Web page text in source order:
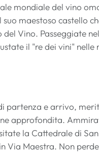
mondiale del vino
suo maestoso castello
del Vino. Passeggiate
il "re dei vini" nelle
partenza e arrivo,
approfondita.
la Cattedrale di
Via Maestra. Non